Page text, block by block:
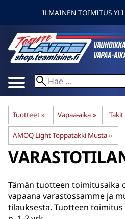
ILMAINEN TOIMITUS
Tuotteet‪» Vapaa-aika ‪» Takit
AMOQ Light Toppatakki Musta‪»
Tämän tuotteen toimitusaika
vapaana varastossamme ja
tilauksesta. Tuotteen